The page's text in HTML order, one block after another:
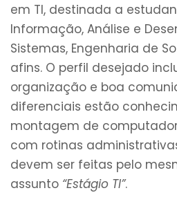
em TI, destinada a
Informação, Análise e
Sistemas, Engenharia de
afins. O perfil desejado
organização e boa
diferenciais estão
montagem de
com rotinas
devem ser feitas pelo
assunto “Estágio TI”.